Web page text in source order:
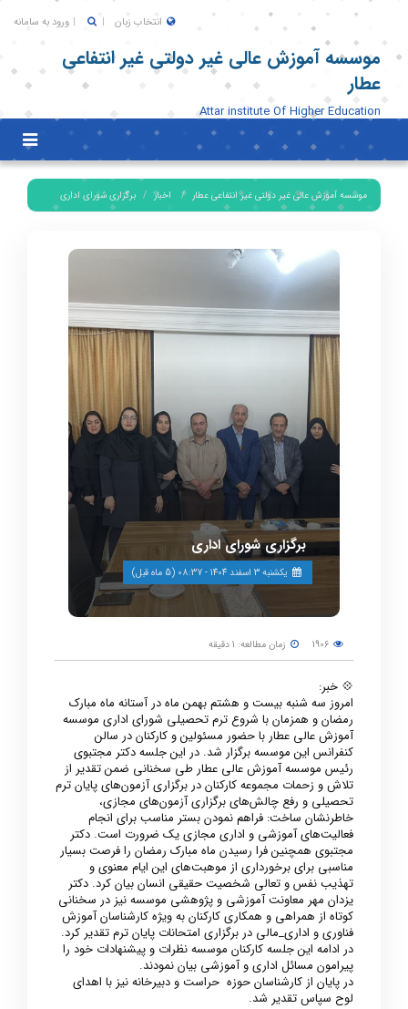
انتخاب زبان ورود به سامانه
موسسه آموزش عالی غیر دولتی غیر انتفاعی
عطار
Attar institute Of Higher Education
Toggle
موسسه آموزش عالی غیر دولتی غیر انتفاعی عطار اخبار برگزاری شورای اداری
برگزاری شورای اداری
يكشنبه 3 اسفند 1404 - 08:37 (5 ماه قبل)
زمان مطالعه: 1 دقیقه
💠 خبر:
امروز سه شنبه بیست و هشتم بهمن ماه در آستانه ماه مبارک
رمضان و همزمان با شروع ترم تحصیلی شورای اداری موسسه
آموزش عالی عطار با حضور مسئولین و کارکنان در سالن
کنفرانس این موسسه برگزار شد. در این جلسه دکتر مجتبوی
رئیس موسسه آموزش عالی عطار طی سخنانی ضمن تقدیر از
تلاش و زحمات مجموعه کارکنان در برگزاری آزمون‌های پایان ترم
تحصیلی و رفع چالش‌های برگزاری آزمون‌های مجازی،
خاطرنشان ساخت: فراهم نمودن بستر مناسب برای انجام
فعالیت‌های آموزشی و اداری مجازی یک ضرورت است. دکتر
مجتبوی همچنین فرا رسیدن ماه مبارک رمضان را فرصت بسیار
مناسبی برای برخورداری از موهبت‌‌های این ایام معنوی و
تهذیب نفس و تعالی شخصیت حقیقی انسان بیان کرد. دکتر
یزدان مهر معاونت آموزشی و پژوهشی موسسه نیز در سخنانی
کوتاه از همراهی و همکاری کارکنان به ویژه کارشناسان آموزش
فناوری و اداری_مالی در برگزاری امتحانات پایان ترم تقدیر کرد.
در ادامه این جلسه کارکنان موسسه نظرات و پیشنهادات خود را
پیرامون مسائل اداری و آموزشی بیان نمودند.
در پایان از کارشناسان حوزه حراست و دبیرخانه نیز با اهدای
لوح سپاس تقدیر شد.